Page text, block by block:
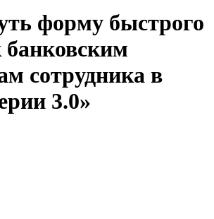
форму быстрого
банковским
сотрудника в
3.0»